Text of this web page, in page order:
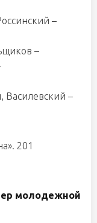
–
–
Василевский –
201
молодежной